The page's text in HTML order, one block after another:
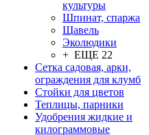
культуры
Шпинат, спаржа
Щавель
Эколюдики
+ ЕЩЕ 22
Сетка садовая, арки,
ограждения для клумб
Стойки для цветов
Теплицы, парники
Удобрения жидкие и
килограммовые